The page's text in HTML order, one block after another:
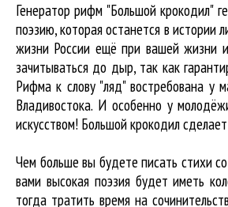
Генератор рифм "Большой крокодил"
поэзию, которая останется в
жизни России ещё при вашей жизни
зачитываться до дыр, так как
Рифма к слову "ляд" востребована у
Владивостока. И особенно у
искусством! Большой крокодил
Чем больше вы будете писать стихи
вами высокая поэзия будет иметь
тогда тратить время на